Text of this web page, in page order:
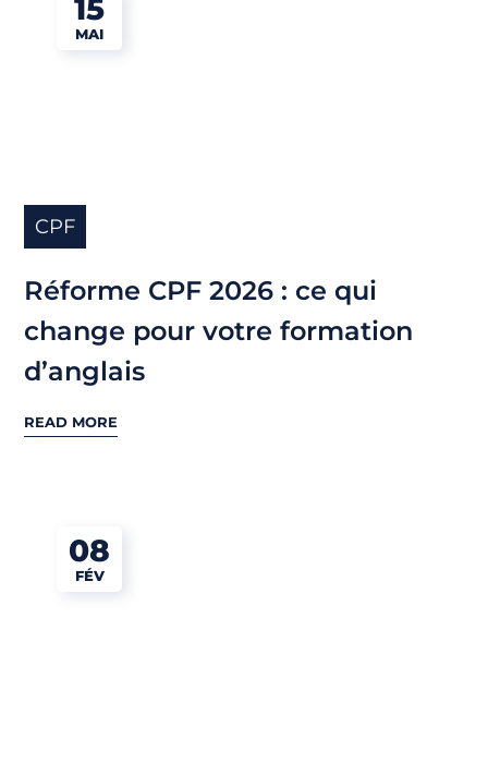
15
MAI
CPF
Réforme CPF 2026 : ce qui
change pour votre formation
d’anglais
READ MORE
08
FÉV